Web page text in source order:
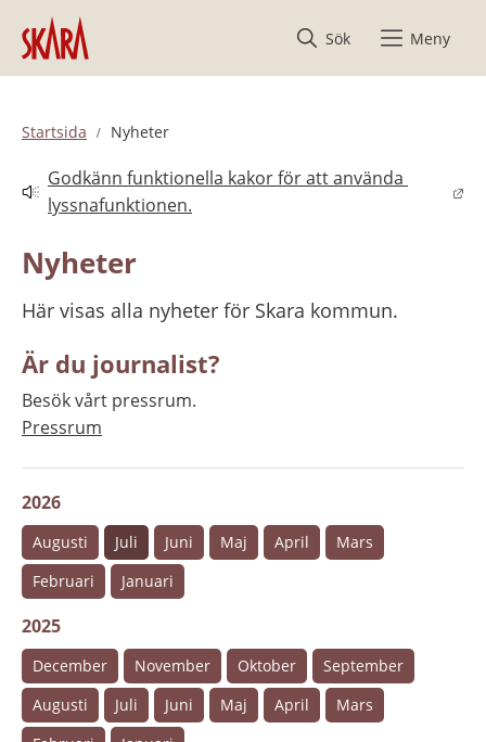
Hoppa till innehåll
Sök
Meny
Startsida Nyheter
Godkänn funktionella kakor för att använda
lyssnafunktionen.
Länk till annan webbplats.
Nyheter
Här visas alla nyheter för Skara kommun.
Är du journalist?
Besök vårt pressrum.
Pressrum
2026
Augusti Juli Juni Maj April
Mars
Februari
Januari
2025
December November Oktober
September
Augusti
Juli Juni Maj April
Mars